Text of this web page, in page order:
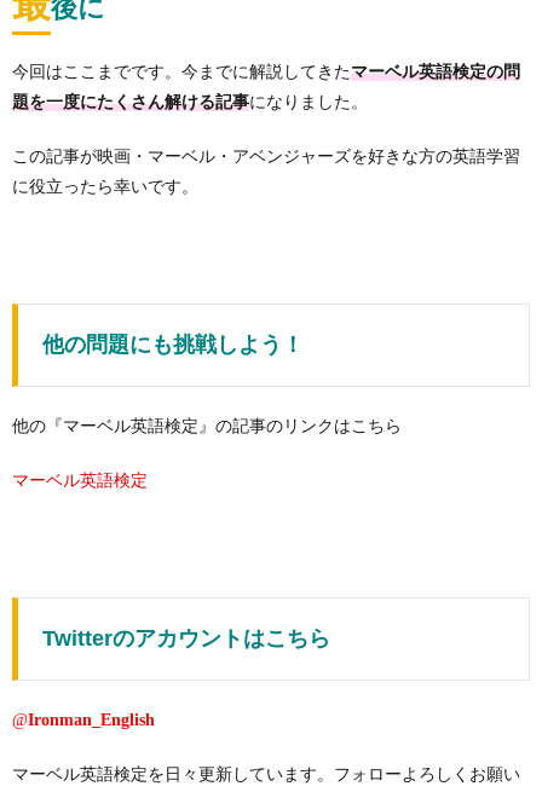
後に
今回はここまでです。今までに解説してきたマーベル英語検定の問
題を一度にたくさん解ける記事になりました。
この記事が映画・マーベル・アベンジャーズを好きな方の英語学習
に役立ったら幸いです。
他の問題にも挑戦しよう！
他の『マーベル英語検定』の記事のリンクはこちら
マーベル英語検定
Twitterのアカウントはこちら
@Ironman_English
マーベル英語検定を日々更新しています。フォローよろしくお願い